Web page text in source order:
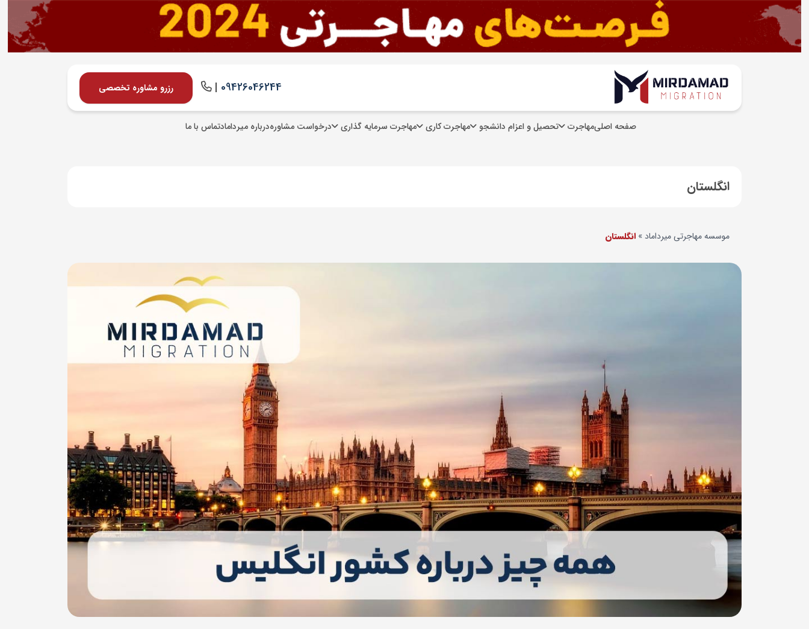
| 09426046244 رزرو مشاوره تخصصی
صفحه اصلیمهاجرت تحصیل و اعزام دانشجو مهاجرت کاری مهاجرت سرمایه گذاری درخواست مشاورهدرباره میردامادتماس با ما
انگلستان
موسسه مهاجرتی میرداماد » انگلستان